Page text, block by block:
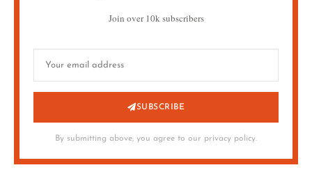
Join over 10k subscribers
SUBSCRIBE
By submitting above, you agree to our privacy policy.